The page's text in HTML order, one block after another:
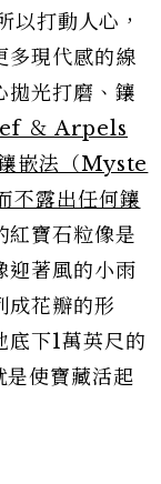
打動人心，
多現代感的線
拋光打磨、鑲
＆ Arpels
嵌法（Myste
不露出任何鑲
紅寶石粒像是
迎著風的小雨
成花瓣的形
底下1萬英尺的
使寶藏活起